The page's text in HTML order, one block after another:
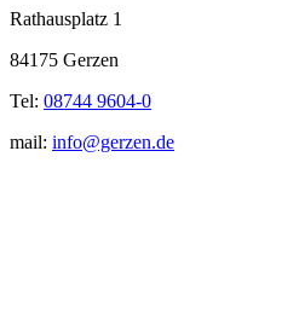
Rathausplatz 1
84175 Gerzen
Tel: 08744 9604-0
mail: info@gerzen.de